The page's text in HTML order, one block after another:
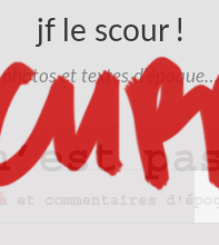
jf le scour !
photos et textes d'époque…